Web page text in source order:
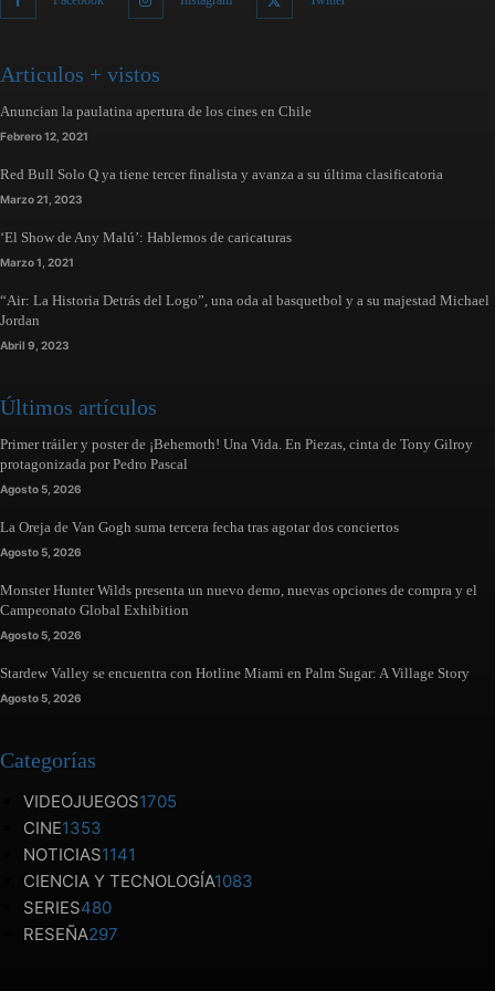
Articulos + vistos
Anuncian la paulatina apertura de los cines en Chile
Febrero 12, 2021
Red Bull Solo Q ya tiene tercer finalista y avanza a su última clasificatoria
Marzo 21, 2023
‘El Show de Any Malú’: Hablemos de caricaturas
Marzo 1, 2021
“Air: La Historia Detrás del Logo”, una oda al basquetbol y a su majestad Michael
Jordan
Abril 9, 2023
Últimos artículos
Primer tráiler y poster de ¡Behemoth! Una Vida. En Piezas, cinta de Tony Gilroy
protagonizada por Pedro Pascal
Agosto 5, 2026
La Oreja de Van Gogh suma tercera fecha tras agotar dos conciertos
Agosto 5, 2026
Monster Hunter Wilds presenta un nuevo demo, nuevas opciones de compra y el
Campeonato Global Exhibition
Agosto 5, 2026
Stardew Valley se encuentra con Hotline Miami en Palm Sugar: A Village Story
Agosto 5, 2026
Categorías
VIDEOJUEGOS1705
CINE1353
NOTICIAS1141
CIENCIA Y TECNOLOGÍA1083
SERIES480
RESEÑA297